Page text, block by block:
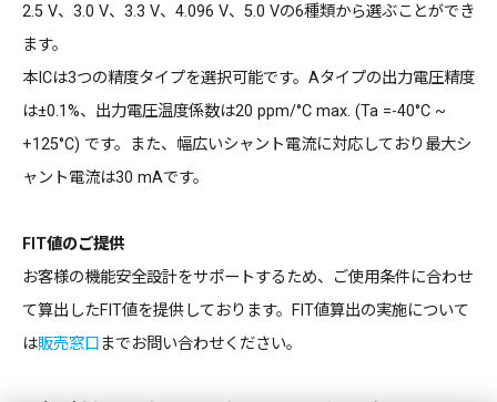
2.5 V、3.0 V、3.3 V、4.096 V、5.0 Vの6種類から選ぶことができ
ます。
本ICは3つの精度タイプを選択可能です。Aタイプの出力電圧精度
は±0.1%、出力電圧温度係数は20 ppm/°C max. (Ta =-40°C ~
+125°C) です。また、幅広いシャント電流に対応しており最大シ
ャント電流は30 mAです。
FIT値のご提供
お客様の機能安全設計をサポートするため、ご使用条件に合わせ
て算出したFIT値を提供しております。FIT値算出の実施について
は販売窓口 までお問い合わせください。